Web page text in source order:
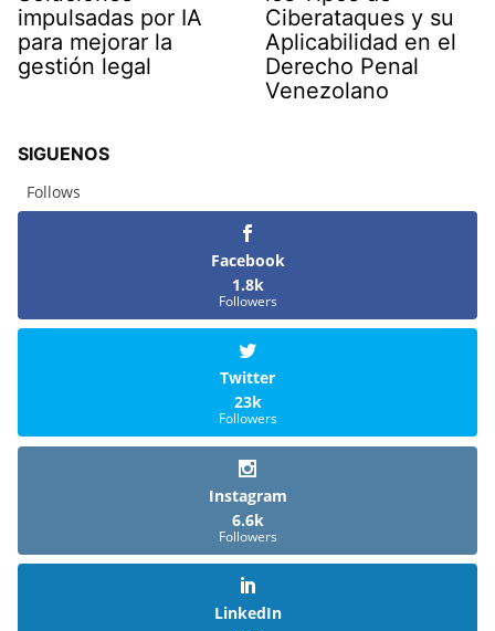
impulsadas por IA
para mejorar la
gestión legal
Ciberataques y su
Aplicabilidad en el
Derecho Penal
Venezolano
SIGUENOS
Follows
Facebook
1.8k
Followers
Twitter
23k
Followers
Instagram
6.6k
Followers
LinkedIn